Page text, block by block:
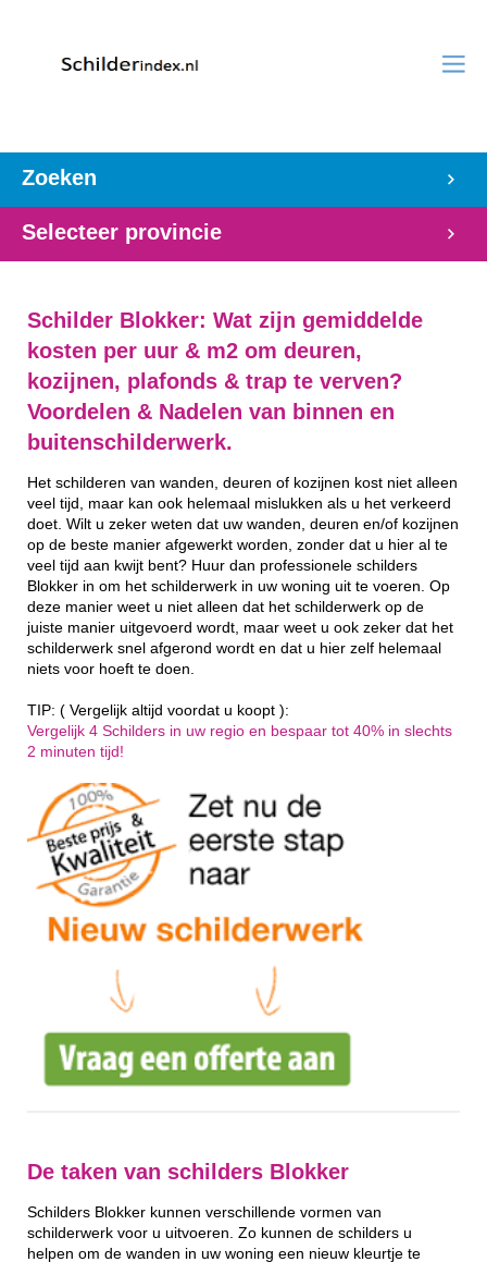
Zoeken
Selecteer provincie
Schilder Blokker: Wat zijn gemiddelde
kosten per uur & m2 om deuren,
kozijnen, plafonds & trap te verven?
Voordelen & Nadelen van binnen en
buitenschilderwerk.
Het schilderen van wanden, deuren of kozijnen kost niet alleen
veel tijd, maar kan ook helemaal mislukken als u het verkeerd
doet. Wilt u zeker weten dat uw wanden, deuren en/of kozijnen
op de beste manier afgewerkt worden, zonder dat u hier al te
veel tijd aan kwijt bent? Huur dan professionele schilders
Blokker in om het schilderwerk in uw woning uit te voeren. Op
deze manier weet u niet alleen dat het schilderwerk op de
juiste manier uitgevoerd wordt, maar weet u ook zeker dat het
schilderwerk snel afgerond wordt en dat u hier zelf helemaal
niets voor hoeft te doen.
TIP: ( Vergelijk altijd voordat u koopt ):
Vergelijk 4 Schilders in uw regio en bespaar tot 40% in slechts
2 minuten tijd!
De taken van schilders Blokker
Schilders Blokker kunnen verschillende vormen van
schilderwerk voor u uitvoeren. Zo kunnen de schilders u
helpen om de wanden in uw woning een nieuw kleurtje te